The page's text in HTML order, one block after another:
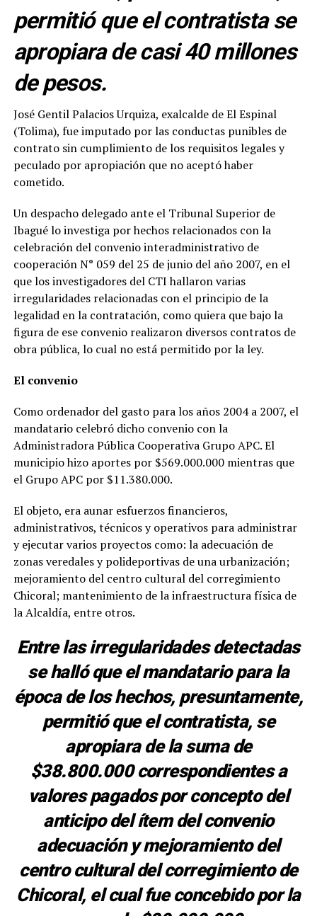
permitió que el contratista se
apropiara de casi 40 millones
de pesos.
José Gentil Palacios Urquiza, exalcalde de El Espinal
(Tolima), fue imputado por las conductas punibles de
contrato sin cumplimiento de los requisitos legales y
peculado por apropiación que no aceptó haber
cometido.
Un despacho delegado ante el Tribunal Superior de
Ibagué lo investiga por hechos relacionados con la
celebración del convenio interadministrativo de
cooperación N° 059 del 25 de junio del año 2007, en el
que los investigadores del CTI hallaron varias
irregularidades relacionadas con el principio de la
legalidad en la contratación, como quiera que bajo la
figura de ese convenio realizaron diversos contratos de
obra pública, lo cual no está permitido por la ley.
El convenio
Como ordenador del gasto para los años 2004 a 2007, el
mandatario celebró dicho convenio con la
Administradora Pública Cooperativa Grupo APC. El
municipio hizo aportes por $569.000.000 mientras que
el Grupo APC por $11.380.000.
El objeto, era aunar esfuerzos financieros,
administrativos, técnicos y operativos para administrar
y ejecutar varios proyectos como: la adecuación de
zonas veredales y polideportivas de una urbanización;
mejoramiento del centro cultural del corregimiento
Chicoral; mantenimiento de la infraestructura física de
la Alcaldía, entre otros.
Entre las irregularidades detectadas
se halló que el mandatario para la
época de los hechos, presuntamente,
permitió que el contratista, se
apropiara de la suma de
$38.800.000 correspondientes a
valores pagados por concepto del
anticipo del ítem del convenio
adecuación y mejoramiento del
centro cultural del corregimiento de
Chicoral, el cual fue concebido por la